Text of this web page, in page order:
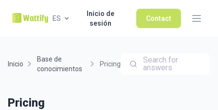
ES
Inicio de
sesión
Contact
Inicio
Base de
conocimientos
Pricing
Search for
answers
Pricing